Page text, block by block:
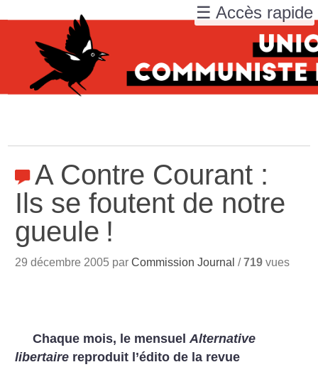
A Contre Courant :
Ils se foutent de notre
gueule !
29 décembre 2005 parCommission Journal /719 vues
Chaque mois, le mensuelAlternative
libertaire reproduit l’édito de la revue
☰ Accès rapide